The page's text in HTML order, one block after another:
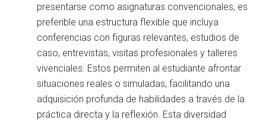
presentarse como asignaturas convencionales, es
preferible una estructura flexible que incluya
conferencias con figuras relevantes, estudios de
caso, entrevistas, visitas profesionales y talleres
vivenciales. Estos permiten al estudiante afrontar
situaciones reales o simuladas, facilitando una
adquisición profunda de habilidades a través de la
práctica directa y la reflexión. Esta diversidad